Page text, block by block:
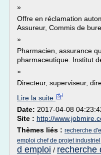
»
Offre en réclamation
Assureur, Commis de
»
Pharmacien, assurance
pharmaceutique. Institut
»
Directeur, superviseur,
Lire la suite
Date: 2017-04-08
Site : http://
Thèmes liés : recherche
emploi chef de projet industriel
d emploi / recherche